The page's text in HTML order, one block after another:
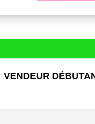
VENDEUR